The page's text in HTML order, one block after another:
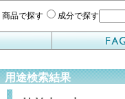
商品で探す 成分で探す
用途検索結果